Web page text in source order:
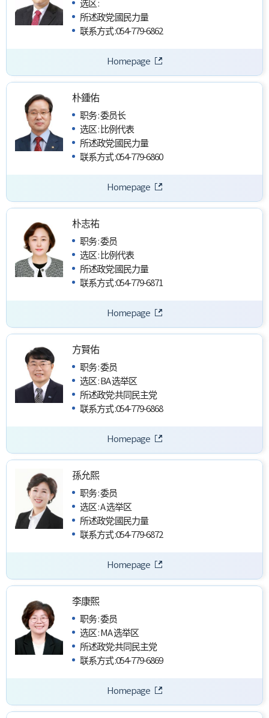
选区 :
所述政党:國民力量
联系方式:054-779-6862
Homepage
朴鍾佑
职务:委员长
选区 : 比例代表
所述政党:國民力量
联系方式:054-779-6860
Homepage
朴志祐
职务:委员
选区 : 比例代表
所述政党:國民力量
联系方式:054-779-6871
Homepage
方賢佑
职务:委员
选区 : BA 选举区
所述政党:共同民主党
联系方式:054-779-6868
Homepage
孫允熙
职务:委员
选区 :A 选举区
所述政党:國民力量
联系方式:054-779-6872
Homepage
李康熙
职务:委员
选区 : MA 选举区
所述政党:共同民主党
联系方式:054-779-6869
Homepage